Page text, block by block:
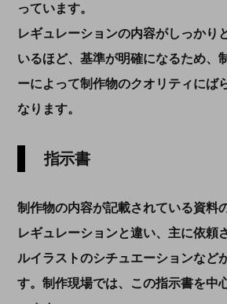
っています。
レギュレーションの内容がしっかり
いるほど、 基準が明確になるため、
ーによって制作物のクオリティにば
なります。
指示書
制作物の内容が記載されている資料
レギュレーションと違い、主に依頼
ルイラストのシチュエーションなど
す。制作現場では、この指示書を中